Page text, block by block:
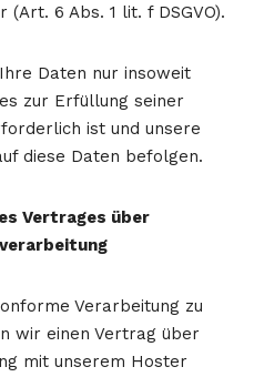
6 Abs. 1 lit. f DSGVO).
Daten nur insoweit
zur Erfüllung seiner
ist und unsere
diese Daten befolgen.
Vertrages über
Verarbeitung zu
wir einen Vertrag über
mit unserem Hoster